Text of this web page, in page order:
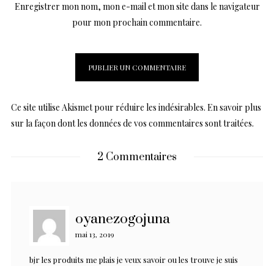
Enregistrer mon nom, mon e-mail et mon site dans le navigateur
pour mon prochain commentaire.
Ce site utilise Akismet pour réduire les indésirables. En savoir plus
sur la façon dont les données de vos commentaires sont traitées.
2 Commentaires
oyanezogojuna
mai 13, 2019
bjr les produits me plais je veux savoir ou les trouve je suis